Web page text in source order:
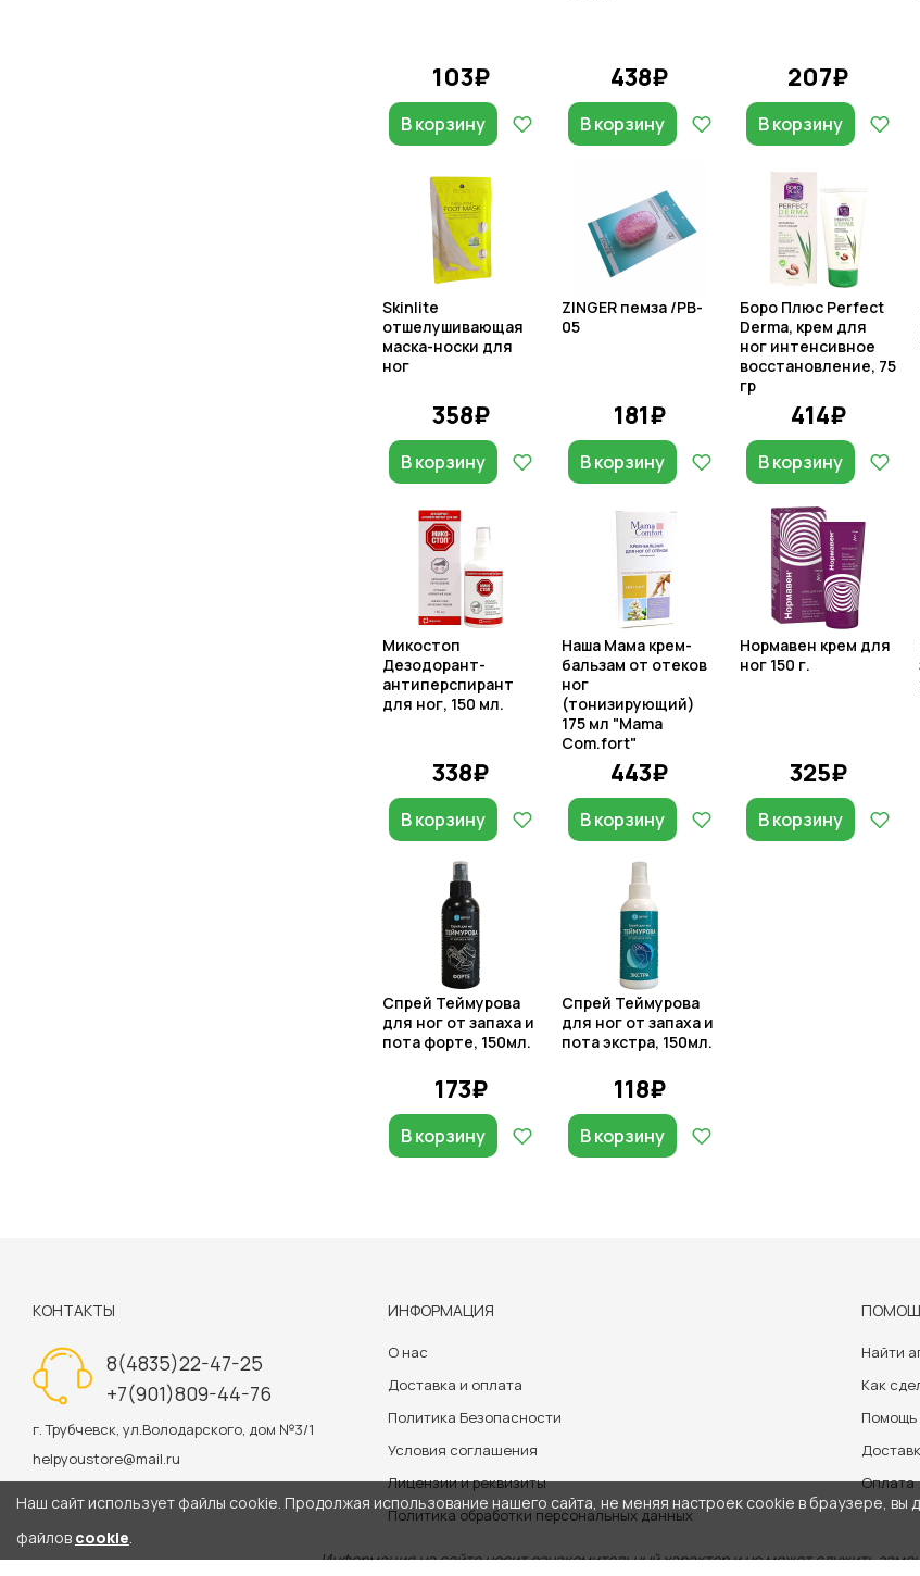
103₽
В корзину
438₽
В корзину
207₽
В корзину
Skinlite
отшелушивающая
маска-носки для
ног
358₽
В корзину
ZINGER пемза /PB-
05
181₽
В корзину
Боро Плюс Perfect
Derma, крем для
ног интенсивное
восстановление, 75
гр
414₽
В корзину
Микостоп
Дезодорант-
антиперспирант
для ног, 150 мл.
338₽
В корзину
Наша Мама крем-
бальзам от отеков
ног
(тонизирующий)
175 мл "Mama
Com.fort"
443₽
В корзину
Нормавен крем для
ног 150 г.
325₽
В корзину
Спрей Теймурова
для ног от запаха и
пота форте, 150мл.
173₽
В корзину
Спрей Теймурова
для ног от запаха и
пота экстра, 150мл.
118₽
В корзину
Наш сайт использует файлы cookie. Продолжая использование нашего сайта, не меняя настроек cookie в браузере, вы
файлов cookie.
КОНТАКТЫ
8(4835)22-47-25
+7(901)809-44-76
г. Трубчевск, ул.Володарского, дом №3/1
helpyoustore@mail.ru
ИНФОРМАЦИЯ
О нас
Доставка и оплата
Политика Безопасности
Условия соглашения
Лицензии и реквизиты
Политика обработки персональных данных
Найти
Как
Помощь
Оплата
Информация на сайте носит ознакомительный характер и не может служить